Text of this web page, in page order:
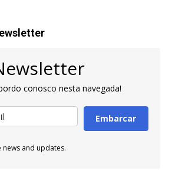
conosco nesta navegada!
Embarcar
and updates.